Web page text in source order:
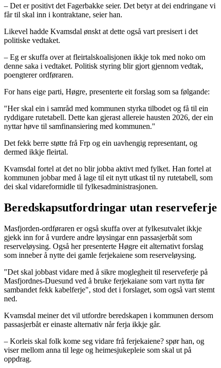
– Det er positivt det Fagerbakke seier. Det betyr at dei endringane vi
får til skal inn i kontraktane, seier han.
Likevel hadde Kvamsdal ønskt at dette også vart presisert i det
politiske vedtaket.
– Eg er skuffa over at fleirtalskoalisjonen ikkje tok med noko om
denne saka i vedtaket. Politisk styring blir gjort gjennom vedtak,
poengterer ordføraren.
For hans eige parti, Høgre, presenterte eit forslag som sa følgande:
"Her skal ein i samråd med kommunen styrka tilbodet og få til ein
ryddigare rutetabell. Dette kan gjerast allereie hausten 2026, der ein
nyttar høve til samfinansiering med kommunen."
Det fekk berre støtte frå Frp og ein uavhengig representant, og
dermed ikkje fleirtal.
Kvamsdal fortel at det no blir jobba aktivt med fylket. Han fortel at
kommunen jobbar med å lage til eit nytt utkast til ny rutetabell, som
dei skal vidareformidle til fylkesadministrasjonen.
Beredskapsutfordringar utan reserveferje
Masfjorden-ordføraren er også skuffa over at fylkesutvalet ikkje
gjekk inn for å vurdere andre løysingar enn passasjerbåt som
reserveløysing. Også her presenterte Høgre eit alternativt forslag
som inneber å nytte dei gamle ferjekaiene som reserveløysing.
"Det skal jobbast vidare med å sikre moglegheit til reserveferje på
Masfjordnes-Duesund ved å bruke ferjekaiane som vart nytta før
sambandet fekk kabelferje", stod det i forslaget, som også vart stemt
ned.
Kvamsdal meiner det vil utfordre beredskapen i kommunen dersom
passasjerbåt er einaste alternativ når ferja ikkje går.
– Korleis skal folk kome seg vidare frå ferjekaiene? spør han, og
viser mellom anna til lege og heimesjukepleie som skal ut på
oppdrag.